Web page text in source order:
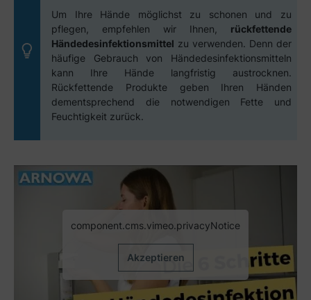
Um Ihre Hände möglichst zu schonen und zu
pflegen, empfehlen wir Ihnen, rückfettende
Händedesinfektionsmittel zu verwenden. Denn der
häufige Gebrauch von Händedesinfektionsmitteln
kann Ihre Hände langfristig austrocknen.
Rückfettende Produkte geben Ihren Händen
dementsprechend die notwendigen Fette und
Feuchtigkeit zurück.
component.cms.vimeo.privacyNotice
Akzeptieren